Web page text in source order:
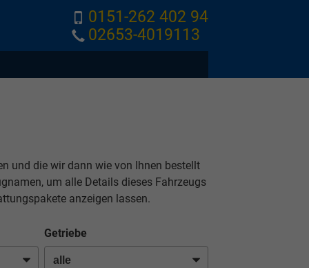
0151-262 402 94
02653-4019113
und die wir dann wie von Ihnen bestellt
um alle Details dieses Fahrzeugs
anzeigen lassen.
Getriebe